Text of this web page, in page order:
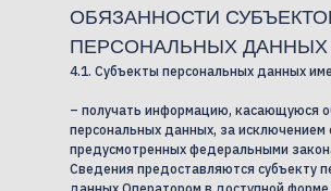
ОБЯЗАННОСТИ
ПЕРСОНАЛЬНЫХ ДАННЫХ
4.1. Субъекты персональных данных
– получать информацию, касающуюся
персональных данных, за исключением
предусмотренных федеральными
Сведения предоставляются субъекту